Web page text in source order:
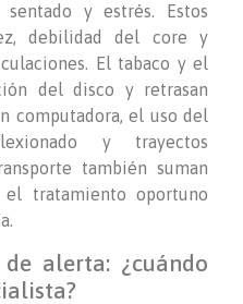
y estrés. Estos
debilidad del core y
El tabaco y el
del disco y retrasan
computadora, el uso del
y trayectos
también suman
tratamiento oportuno
alerta: ¿cuándo